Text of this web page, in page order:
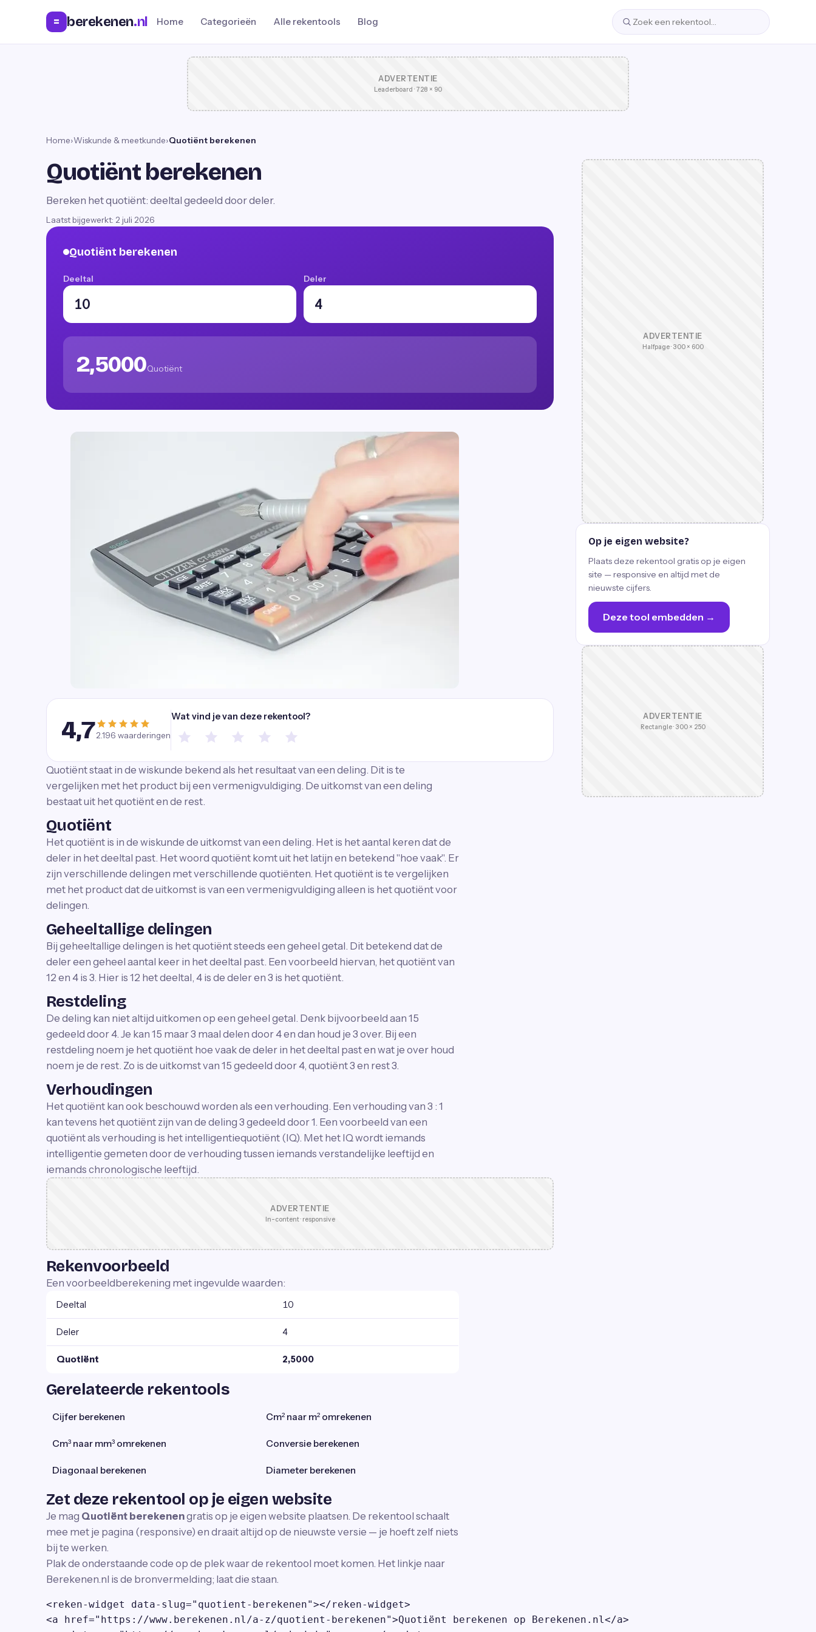
= berekenen.nl Home Categorieën Alle rekentools Blog
ADVERTENTIE
Leaderboard · 728 × 90
Home›Wiskunde & meetkunde›Quotiënt berekenen
Quotiënt berekenen
Bereken het quotiënt: deeltal gedeeld door deler.
Laatst bijgewerkt: 2 juli 2026
Quotiënt berekenen
Deeltal Deler
2,5000Quotiënt
4,72.196 waarderingen
Wat vind je van deze rekentool?
Quotiënt staat in de wiskunde bekend als het resultaat van een deling. Dit is te
vergelijken met het product bij een vermenigvuldiging. De uitkomst van een deling
bestaat uit het quotiënt en de rest.
Quotiënt
Het quotiënt is in de wiskunde de uitkomst van een deling. Het is het aantal keren dat de
deler in het deeltal past. Het woord quotiënt komt uit het latijn en betekend "hoe vaak". Er
zijn verschillende delingen met verschillende quotiënten. Het quotiënt is te vergelijken
met het product dat de uitkomst is van een vermenigvuldiging alleen is het quotiënt voor
delingen.
Geheeltallige delingen
Bij geheeltallige delingen is het quotiënt steeds een geheel getal. Dit betekend dat de
deler een geheel aantal keer in het deeltal past. Een voorbeeld hiervan, het quotiënt van
12 en 4 is 3. Hier is 12 het deeltal, 4 is de deler en 3 is het quotiënt.
Restdeling
De deling kan niet altijd uitkomen op een geheel getal. Denk bijvoorbeeld aan 15
gedeeld door 4. Je kan 15 maar 3 maal delen door 4 en dan houd je 3 over. Bij een
restdeling noem je het quotiënt hoe vaak de deler in het deeltal past en wat je over houd
noem je de rest. Zo is de uitkomst van 15 gedeeld door 4, quotiënt 3 en rest 3.
Verhoudingen
Het quotiënt kan ook beschouwd worden als een verhouding. Een verhouding van 3 : 1
kan tevens het quotiënt zijn van de deling 3 gedeeld door 1. Een voorbeeld van een
quotiënt als verhouding is het intelligentiequotiënt (IQ). Met het IQ wordt iemands
intelligentie gemeten door de verhouding tussen iemands verstandelijke leeftijd en
iemands chronologische leeftijd.
ADVERTENTIE
In-content · responsive
Rekenvoorbeeld
Een voorbeeldberekening met ingevulde waarden:
Deeltal 10
Deler 4
Quotiënt 2,5000
Gerelateerde rekentools
Cijfer berekenen Cm² naar m² omrekenen
Cm³ naar mm³ omrekenen Conversie berekenen
Diagonaal berekenen Diameter berekenen
Zet deze rekentool op je eigen website
Je mag Quotiënt berekenengratis op je eigen website plaatsen. De rekentool schaalt
mee met je pagina (responsive) en draait altijd op de nieuwste versie — je hoeft zelf niets
bij te werken.
Plak de onderstaande code op de plek waar de rekentool moet komen. Het linkje naar
Berekenen.nl is de bronvermelding; laat die staan.
<reken-widget data-slug="quotient-berekenen"></reken-widget>
<a href="https://www.berekenen.nl/a-z/quotient-berekenen">Quotiënt berekenen op Berekenen.nl</a>
ADVERTENTIE
Halfpage · 300 × 600
Op je eigen website?
Plaats deze rekentool gratis op je eigen
site — responsive en altijd met de
nieuwste cijfers.
Deze tool embedden →
ADVERTENTIE
Rectangle · 300 × 250